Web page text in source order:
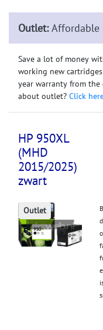
Outlet:Affordable
Save a lot of money
working new
year warranty from the
about outlet? Click
HP 950XL
(MHD
2015/2025)
zwart
Outlet